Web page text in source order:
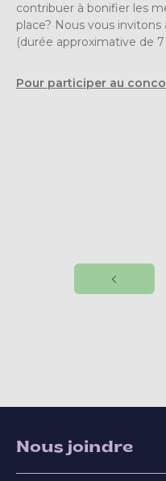
contribuer à bonifier les
place? Nous vous
(durée approximative de
Pour participer au
Nous joindre